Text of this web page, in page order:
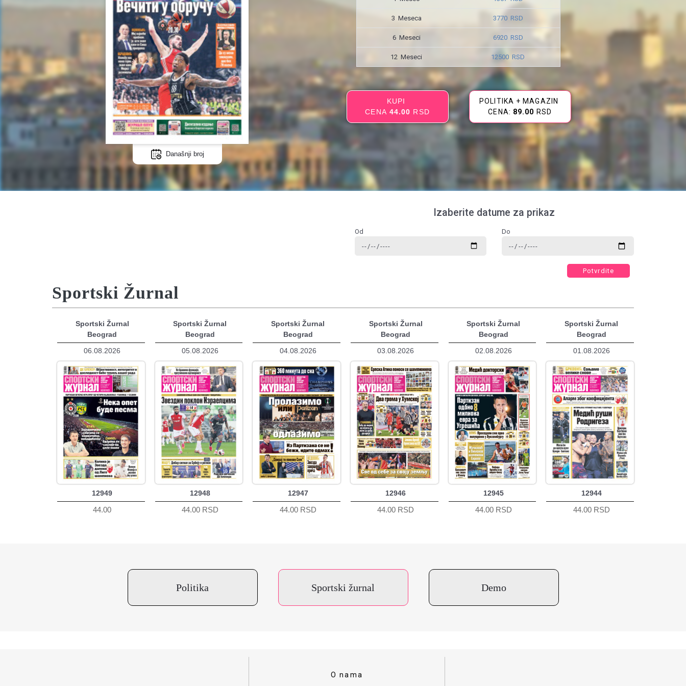
Današnji broj
3 Meseca 3770 RSD
6 Meseci 6920 RSD
12 Meseci 12500 RSD
KUPI
CENA 44.00 RSD
POLITIKA + MAGAZIN
CENA: 89.00 RSD
Izaberite datume za prikaz
Od Do
Potvrdite
Sportski Žurnal
Sportski Žurnal
Beograd
06.08.2026
12949
44.00
Sportski Žurnal
Beograd
05.08.2026
12948
44.00 RSD
Sportski Žurnal
Beograd
04.08.2026
12947
44.00 RSD
Sportski Žurnal
Beograd
03.08.2026
12946
44.00 RSD
Sportski Žurnal
Beograd
02.08.2026
12945
44.00 RSD
Sportski Žurnal
Beograd
01.08.2026
12944
44.00 RSD
Politika Sportski žurnal Demo
O nama